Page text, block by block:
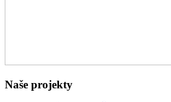
Naše projekty